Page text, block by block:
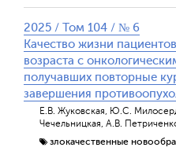
2025 / Том 104 / № 6
Качество жизни
возраста с
получавших повторные
завершения
Е.В. Жуковская, Ю.С.
Чечельницкая, А.В.
злокачественные